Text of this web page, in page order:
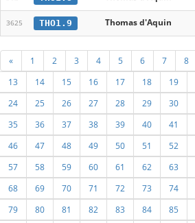
3625 THO1.9 Thomas d'Aquin
« 1 2 3 4 5 6 7 8
13
14 15 16 17 18 19
24
25 26 27 28 29 30
35
36 37 38 39 40 41
46
47 48 49 50 51 52
57
58 59 60 61 62 63
68
69 70 71 72 73 74
79
80 81 82 83 84 85